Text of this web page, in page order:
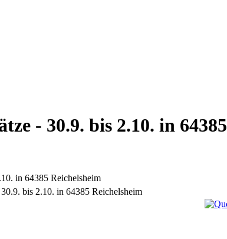
- 30.9. bis 2.10. in 64385
in 64385 Reichelsheim
bis 2.10. in 64385 Reichelsheim